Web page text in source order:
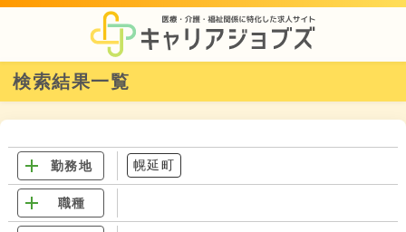
検索結果一覧
勤務地 幌延町
職種